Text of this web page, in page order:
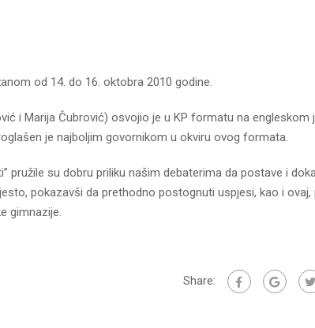
od 14. do 16. oktobra 2010 godine.
i Marija Čubrović) osvojio je u KP formatu na engleskom
je najboljim govornikom u okviru ovog formata.
pružile su dobru priliku našim debaterima da postave i
pokazavši da prethodno postognuti uspjesi, kao i ovaj,
gimnazije.
Share: